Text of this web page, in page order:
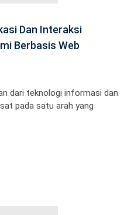
Dan Interaksi
Berbasis Web
dari teknologi informasi dan
pada satu arah yang